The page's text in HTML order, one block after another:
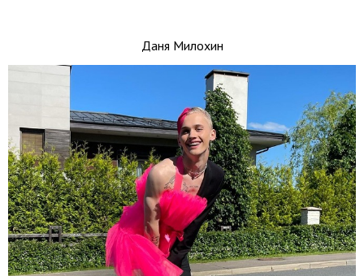
Даня Милохин